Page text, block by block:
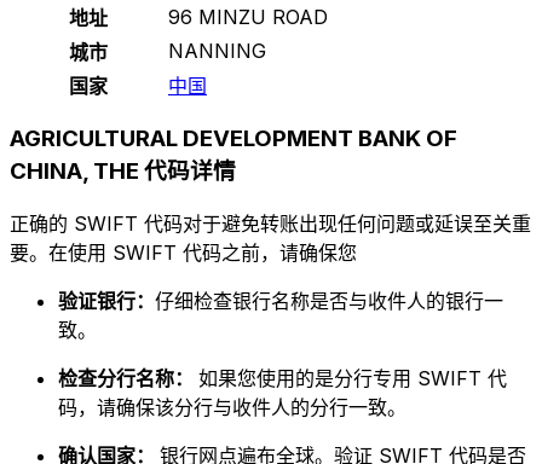
地址
96 MINZU ROAD
城市
NANNING
国家
中国
AGRICULTURAL DEVELOPMENT BANK OF
CHINA, THE 代码详情
正确的 SWIFT 代码对于避免转账出现任何问题或延误至关重
要。在使用 SWIFT 代码之前，请确保您
验证银行： 仔细检查银行名称是否与收件人的银行一
致。
检查分行名称： 如果您使用的是分行专用 SWIFT 代
码，请确保该分行与收件人的分行一致。
确认国家： 银行网点遍布全球。验证 SWIFT 代码是否